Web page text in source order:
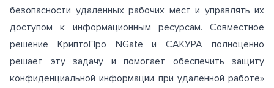
безопасности удаленных рабочих мест и управлять их
доступом к информационным ресурсам. Совместное
решение КриптоПро NGate и САКУРА полноценно
решает эту задачу и помогает обеспечить защиту
конфиденциальной информации при удаленной работе»